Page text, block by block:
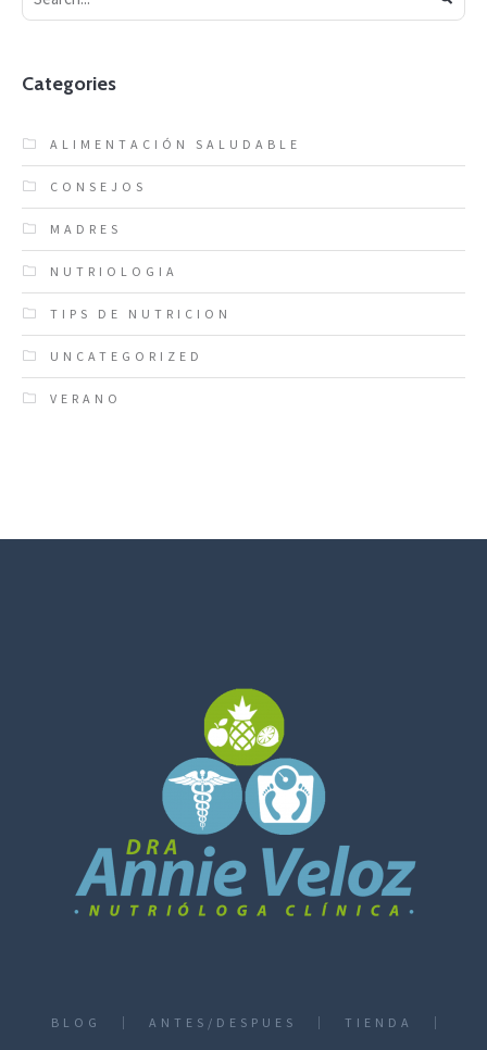
Categories
ALIMENTACIÓN SALUDABLE
CONSEJOS
MADRES
NUTRIOLOGIA
TIPS DE NUTRICION
UNCATEGORIZED
VERANO
BLOG ANTES/DESPUES TIENDA